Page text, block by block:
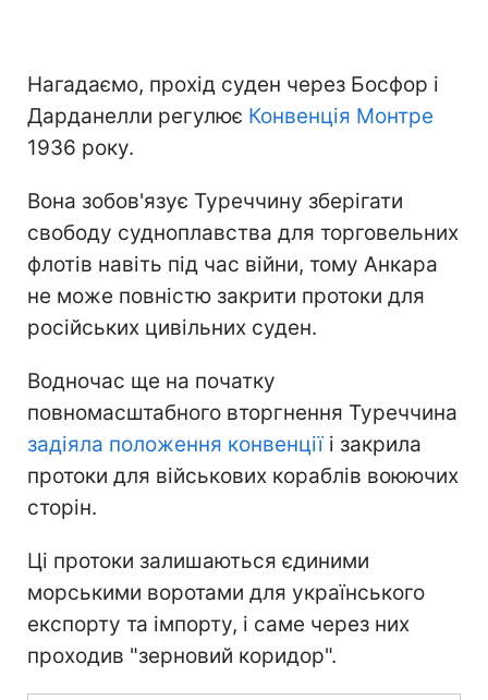
Нагадаємо, прохід суден через Босфор і
Дарданелли регулює Конвенція Монтре
1936 року.
Вона зобов'язує Туреччину зберігати
свободу судноплавства для торговельних
флотів навіть під час війни, тому Анкара
не може повністю закрити протоки для
російських цивільних суден.
Водночас ще на початку
повномасштабного вторгнення Туреччина
задіяла положення конвенціїі закрила
протоки для військових кораблів воюючих
сторін.
Ці протоки залишаються єдиними
морськими воротами для українського
експорту та імпорту, і саме через них
проходив "зерновий коридор".